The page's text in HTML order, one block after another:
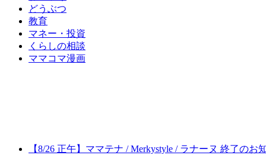
どうぶつ
教育
マネー・投資
くらしの相談
ママコマ漫画
【8/26 正午】ママテナ / Merkystyle / ラナーヌ 終了のお